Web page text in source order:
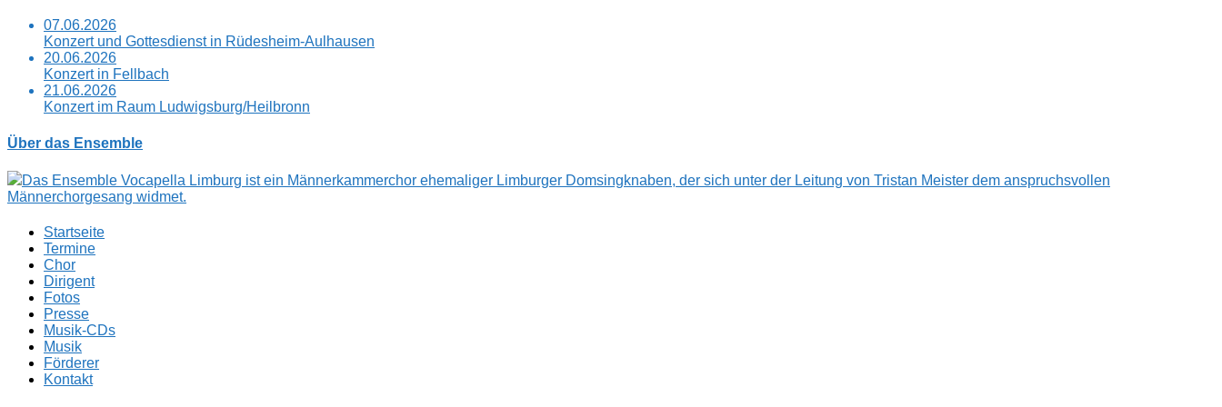
07.06.2026
Konzert und Gottesdienst in Rüdesheim-Aulhausen
20.06.2026
Konzert in Fellbach
21.06.2026
Konzert im Raum Ludwigsburg/Heilbronn
Über das Ensemble
Das Ensemble Vocapella Limburg ist ein Männerkammerchor ehemaliger Limburger Domsingknaben, der sich unter der Leitung von Tristan Meister dem anspruchsvollen
Männerchorgesang widmet.
Startseite
Termine
Chor
Dirigent
Fotos
Presse
Musik-CDs
Musik
Förderer
Kontakt